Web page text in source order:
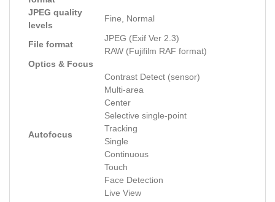
JPEG quality
levels
Fine, Normal
File format
JPEG (Exif Ver 2.3)
RAW (Fujifilm RAF format)
Optics & Focus
Autofocus
Contrast Detect (sensor)
Multi-area
Center
Selective single-point
Tracking
Single
Continuous
Touch
Face Detection
Live View